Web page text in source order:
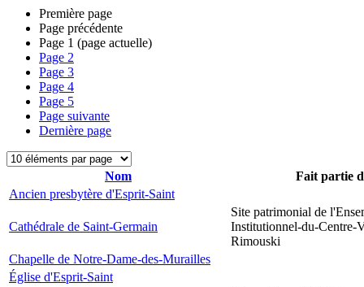
Première page
Page précédente
Page 1 (page actuelle)
Page 2
Page 3
Page 4
Page 5
Page suivante
Dernière page
Nom
Fait partie
Ancien presbytère d'Esprit-Saint
Cathédrale de Saint-Germain
Site patrimonial de
Institutionnel-du-Centre-
Rimouski
Chapelle de Notre-Dame-des-Murailles
Église d'Esprit-Saint